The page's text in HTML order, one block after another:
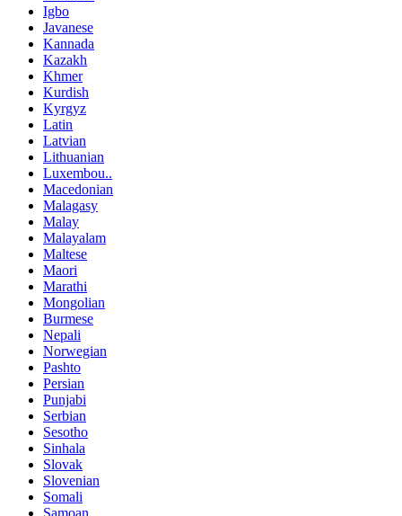
Igbo
Javanese
Kannada
Kazakh
Khmer
Kurdish
Kyrgyz
Latin
Latvian
Lithuanian
Luxembou..
Macedonian
Malagasy
Malay
Malayalam
Maltese
Maori
Marathi
Mongolian
Burmese
Nepali
Norwegian
Pashto
Persian
Punjabi
Serbian
Sesotho
Sinhala
Slovak
Slovenian
Somali
Samoan